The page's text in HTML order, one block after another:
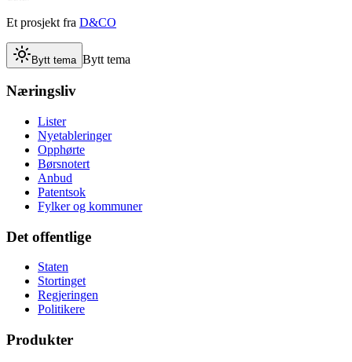
Et prosjekt fra D&CO
Bytt tema Bytt tema
Næringsliv
Lister
Nyetableringer
Opphørte
Børsnotert
Anbud
Patentsok
Fylker og kommuner
Det offentlige
Staten
Stortinget
Regjeringen
Politikere
Produkter